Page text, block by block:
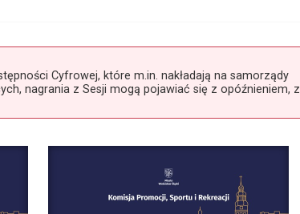
Cyfrowej, które m.in. nakładają na samorządy
nagrania z Sesji mogą pojawiać się z opóźnieniem, z